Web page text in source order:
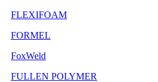
FLEXIFOAM
FORMEL
FoxWeld
FULLEN POLYMER